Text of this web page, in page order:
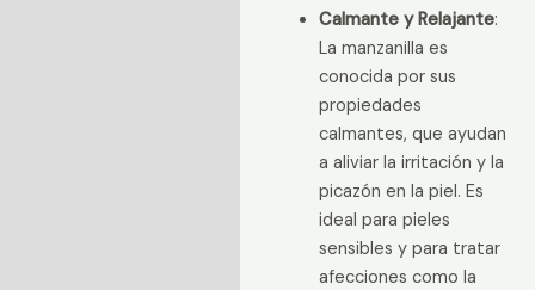
Calmante y Relajante:
La manzanilla es
conocida por sus
propiedades
calmantes, que ayudan
a aliviar la irritación y la
picazón en la piel. Es
ideal para pieles
sensibles y para tratar
afecciones como la